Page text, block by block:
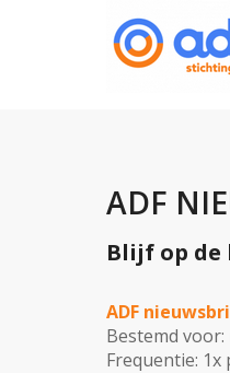
ADF
Blijf op
ADF
Bestemd
Frequentie: 1x